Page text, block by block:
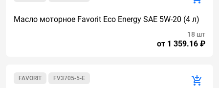
Масло моторное Favorit Eco Energy SAE 5W-20 (4 л)
от 1 359.16 ₽
18 шт
FV3705-5-E
FAVORIT